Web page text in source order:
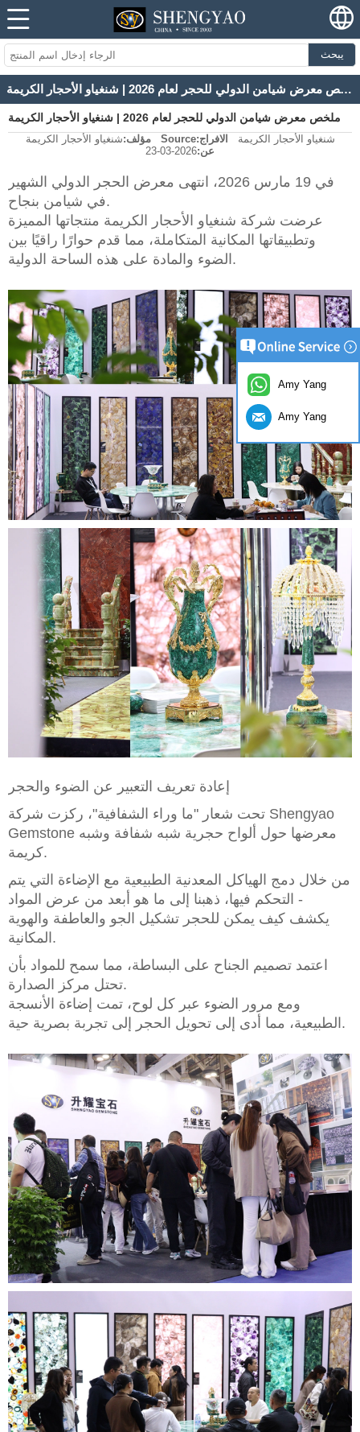
يبحث
ملخص معرض شيامن الدولي للحجر لعام 2026 | شنغياو الأحجار الكريمة
ملخص معرض شيامن الدولي للحجر لعام 2026 | شنغياو الأحجار الكريمة
مؤلف:شنغياو الأحجار الكريمة Source: شنغياو الأحجار الكريمة
الافراج
عن:2026-03-23
في 19 مارس 2026، انتهى معرض الحجر الدولي الشهير
في شيامن بنجاح.
عرضت شركة شنغياو الأحجار الكريمة منتجاتها المميزة
وتطبيقاتها المكانية المتكاملة، مما قدم حوارًا راقيًا بين
الضوء والمادة على هذه الساحة الدولية.
إعادة تعريف التعبير عن الضوء والحجر
تحت شعار "ما وراء الشفافية"، ركزت شركة Shengyao
Gemstone معرضها حول ألواح حجرية شبه شفافة وشبه
كريمة.
من خلال دمج الهياكل المعدنية الطبيعية مع الإضاءة التي يتم
التحكم فيها، ذهبنا إلى ما هو أبعد من عرض المواد -
يكشف كيف يمكن للحجر تشكيل الجو والعاطفة والهوية
المكانية.
اعتمد تصميم الجناح على البساطة، مما سمح للمواد بأن
تحتل مركز الصدارة.
ومع مرور الضوء عبر كل لوح، تمت إضاءة الأنسجة
الطبيعية، مما أدى إلى تحويل الحجر إلى تجربة بصرية حية.
Amy Yang
Amy Yang